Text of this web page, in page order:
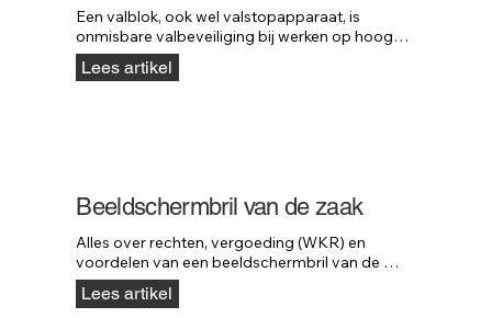
Een valblok, ook wel valstopapparaat, is
onmisbare valbeveiliging bij werken op hoogte.
Het blok stopt een val direct, vergelijkbaar met
een autogordel, zodat ernstig letsel wordt
Lees artikel
Beeldschermbril van de zaak
Alles over rechten, vergoeding (WKR) en
voordelen van een beeldschermbril van de
zaak, inclusief Arbowet, belastingregels en
keuzetips.
Lees artikel